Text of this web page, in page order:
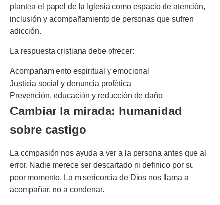
plantea el papel de la Iglesia como espacio de atención,
inclusión y acompañamiento de personas que sufren
adicción.
La respuesta cristiana debe ofrecer:
Acompañamiento espiritual y emocional
Justicia social y denuncia profética
Prevención, educación y reducción de daño
Cambiar la mirada: humanidad
sobre castigo
La compasión nos ayuda a ver a la persona antes que al
error. Nadie merece ser descartado ni definido por su
peor momento. La misericordia de Dios nos llama a
acompañar, no a condenar.